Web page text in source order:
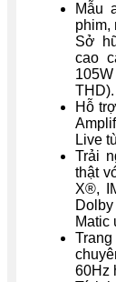
Mẫu
phim,
Sở
cao
THD).
Hỗ
Live
Trải
thật
X®,
Matic
60Hz